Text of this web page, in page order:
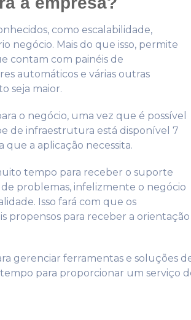
como escalabilidade,
negócio. Mais do que isso, permite
contam com painéis de
automáticos e várias outras
seja maior.
o negócio, uma vez que é possível
de infraestrutura está disponível 7
que a aplicação necessita.
tempo para receber o suporte
problemas, infelizmente o negócio
Isso fará com que os
propensos para receber a orientação
gerenciar ferramentas e soluções
para proporcionar um serviço